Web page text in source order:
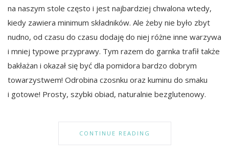
na naszym stole często i jest najbardziej chwalona wtedy,
kiedy zawiera minimum składników. Ale żeby nie było zbyt
nudno, od czasu do czasu dodaję do niej różne inne warzywa
i mniej typowe przyprawy. Tym razem do garnka trafił także
bakłażan i okazał się być dla pomidora bardzo dobrym
towarzystwem! Odrobina czosnku oraz kuminu do smaku
i gotowe! Prosty, szybki obiad, naturalnie bezglutenowy.
CONTINUE READING